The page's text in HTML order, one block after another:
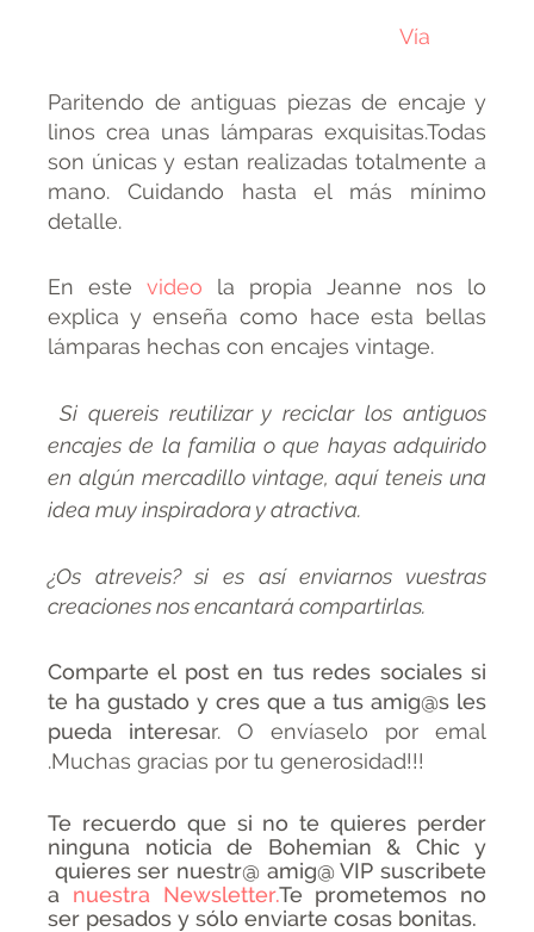
Vía
Paritendo de antiguas piezas de encaje y
linos crea unas lámparas exquisitas.Todas
son únicas y estan realizadas totalmente a
mano. Cuidando hasta el más mínimo
detalle.
En este video la propia Jeanne nos lo
explica y enseña como hace esta bellas
lámparas hechas con encajes vintage.
Si quereis reutilizar y reciclar los antiguos
encajes de la familia o que hayas adquirido
en algún mercadillo vintage, aquí teneis una
idea muy inspiradora y atractiva.
¿Os atreveis? si es así enviarnos vuestras
creaciones nos encantará compartirlas.
Comparte el post en tus redes sociales si
te ha gustado y cres que a tus amig@s les
pueda interesar. O envíaselo por emal
.Muchas gracias por tu generosidad!!!
Te recuerdo que si no te quieres perder
ninguna noticia de Bohemian & Chic y
quieres ser nuestr@ amig@ VIP suscribete
a nuestra Newsletter.Te prometemos no
ser pesados y sólo enviarte cosas bonitas.